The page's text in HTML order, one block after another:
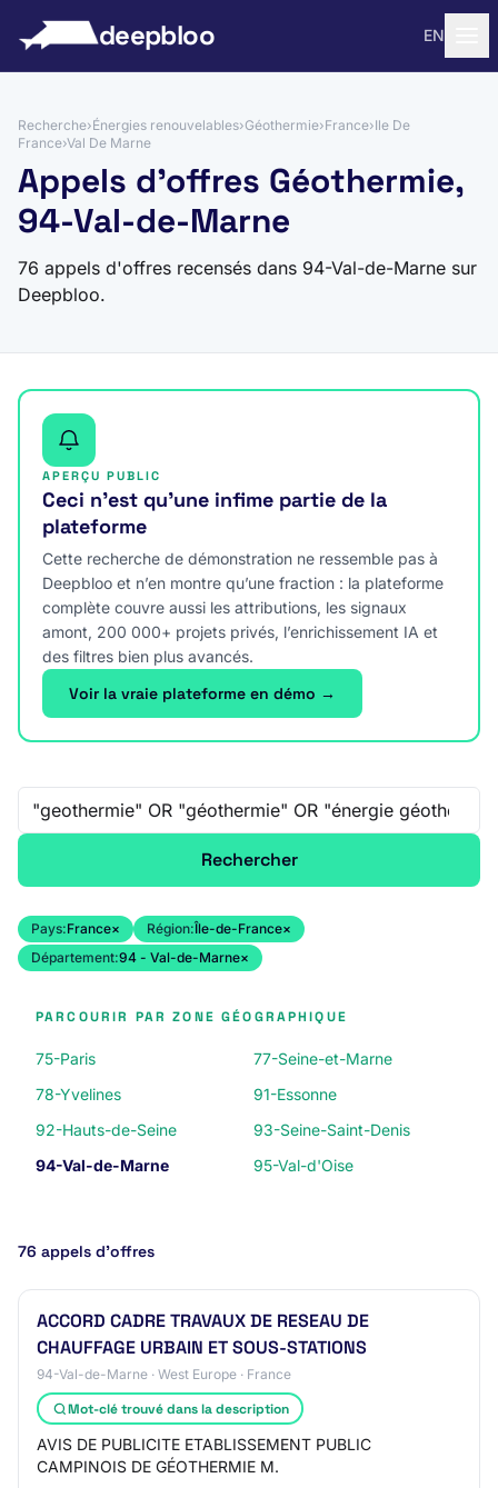
deepbloo EN
Recherche›Énergies renouvelables›Géothermie›France›Ile De
France›Val De Marne
Appels d'offres Géothermie,
94-Val-de-Marne
76 appels d'offres recensés dans 94-Val-de-Marne sur
Deepbloo.
APERÇU PUBLIC
Ceci n’est qu’une infime partie de la
plateforme
Cette recherche de démonstration ne ressemble pas à
Deepbloo et n’en montre qu’une fraction : la plateforme
complète couvre aussi les attributions, les signaux
amont, 200 000+ projets privés, l’enrichissement IA et
des filtres bien plus avancés.
Voir la vraie plateforme en démo →
Recherche libre
Rechercher
Pays:France× Région:Île-de-France×
Département:94 - Val-de-Marne×
PARCOURIR PAR ZONE GÉOGRAPHIQUE
75-Paris
77-Seine-et-Marne
78-Yvelines
91-Essonne
92-Hauts-de-Seine
93-Seine-Saint-Denis
94-Val-de-Marne
95-Val-d'Oise
76 appels d’offres
ACCORD CADRE TRAVAUX DE RESEAU DE
CHAUFFAGE URBAIN ET SOUS-STATIONS
94-Val-de-Marne · West Europe · France
Mot-clé trouvé dans la description
AVIS DE PUBLICITE ETABLISSEMENT PUBLIC
CAMPINOIS DE GÉOTHERMIE M.